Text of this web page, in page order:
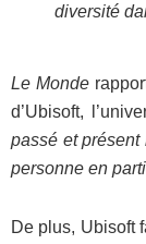
diversité
Le Monde
d’Ubisoft,
passé et présent
personne en
De plus, Ubisoft